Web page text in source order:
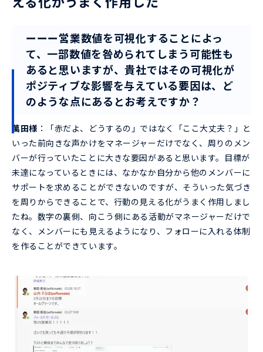
ーーー営業数値を可視化することによっ
て、一部数値を咎められてしまう可能性も
あると思いますが、貴社ではその可視化が
ポジティブな影響を与えている要因は、ど
のような点にあるとお考えですか？
萬田様 ：「赤だよ、どうするの」ではなく「ここ大丈夫？」と
いった前向きな声かけをマネージャーだけでなく、周りのメン
バーが行っていたことに大きな要因があると思います。目標が
未達になっているときには、なかなか自分から他のメンバーに
サポートを求めることができないのですが、そういった気づき
を周りからできることで、行動の見える化がうまく作用しまし
たね。数字の裏側、向こう側にある活動がマネージャーだけで
なく、メンバーにも見えるようになり、フォローに入れる体制
を作ることができています。